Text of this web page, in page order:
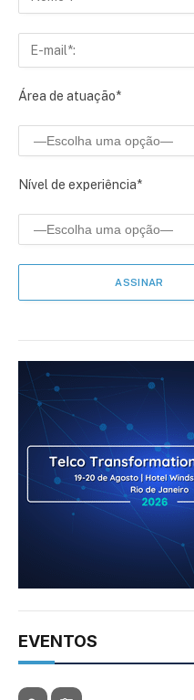
Área de atuação*
Nível de experiência*
EVENTOS